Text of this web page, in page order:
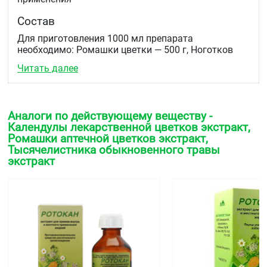
Состав
Для приготовления 1000 мл препарата
необходимо: Ромашки цветки — 500 г, Ноготков
Этанол (этиловый спирт) 40 % — достаточное
количество, для получения 1000 мл препарата.
Жидкость тёмно-коричневого с оранжевым
оттенком цвета, специфического запаха. При
хранении допускается появление осадка.
Фармакотерапевтическая группа
Противовоспалительное средство растительного
Код АТХ
A01AB
Фармакологические свойства
Читать далее
Аналоги по действующему веществу -
Календулы лекарственной цветков экстракт,
Ромашки аптечной цветков экстракт,
Тысячелистника обыкновенного травы
экстракт